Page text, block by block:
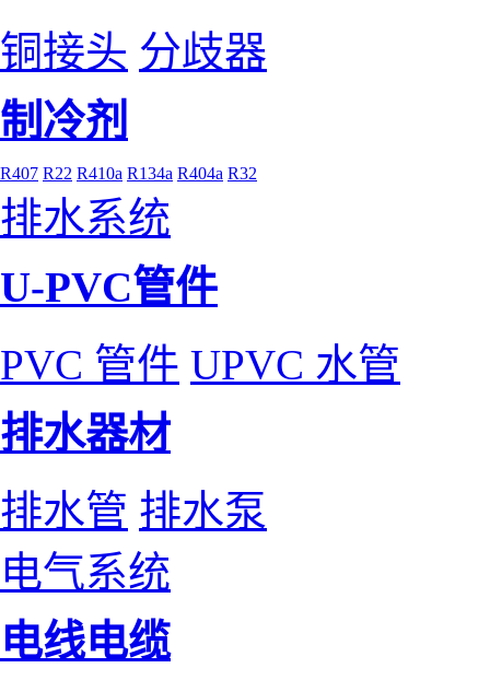
铜接头 分歧器
制冷剂
R407 R22 R410a R134a R404a R32
排水系统
U-PVC管件
PVC 管件 UPVC 水管
排水器材
排水管 排水泵
电气系统
电线电缆